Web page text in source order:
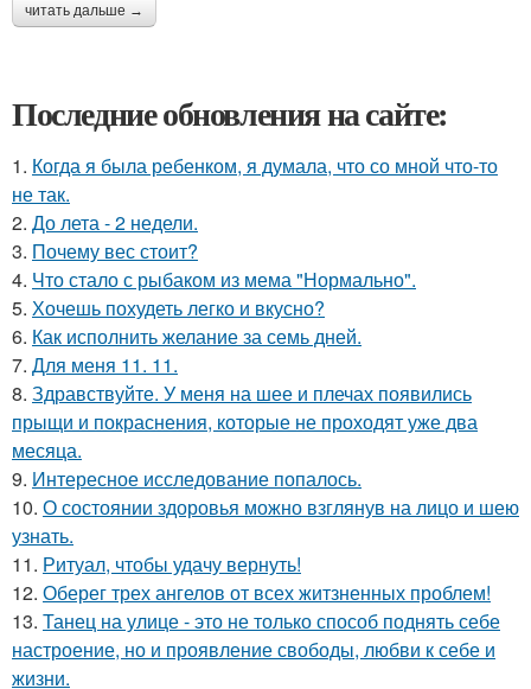
читать дальше →
Последние обновления на сайте:
1. Когда я была ребенком, я думала, что со мной что-то
не так.
2. До лета - 2 недели.
3. Почему вес стоит?
4. Что стало с рыбаком из мема "Нормально".
5. Хочешь похудеть легко и вкусно?
6. Как исполнить желание за семь дней.
7. Для меня 11. 11.
8. Здравствуйте. У меня на шее и плечах появились
прыщи и покраснения, которые не проходят уже два
месяца.
9. Интересное исследование попалось.
10. О состоянии здоровья можно взглянув на лицо и шею
узнать.
11. Ритуал, чтобы удачу вернуть!
12. Оберег трех ангелов от всех житзненных проблем!
13. Танец на улице - это не только способ поднять себе
настроение, но и проявление свободы, любви к себе и
жизни.